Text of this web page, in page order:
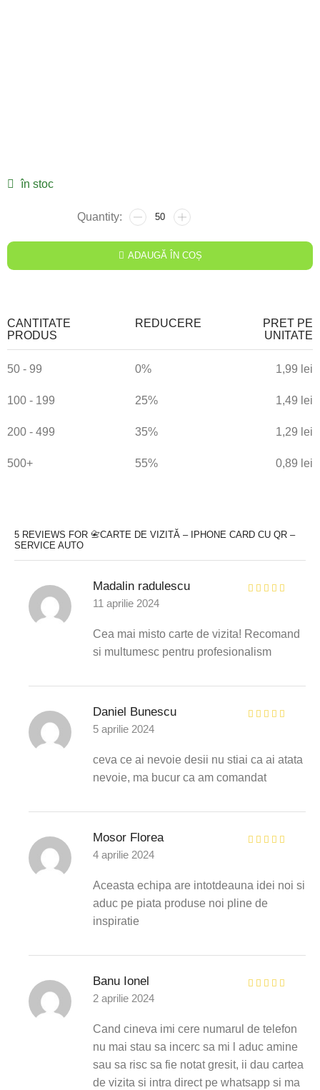
în stoc
ADAUGĂ ÎN COȘ
CANTITATE
PRODUS
REDUCERE
PRET PE
UNITATE
50 - 99 0% 1,99 lei
100 - 199 25% 1,49 lei
200 - 499 35% 1,29 lei
500+ 55% 0,89 lei
5 REVIEWS FOR 📇CARTE DE VIZITĂ – IPHONE CARD CU QR –
SERVICE AUTO
Madalin radulescu
11 aprilie 2024
Cea mai misto carte de vizita! Recomand
si multumesc pentru profesionalism
Daniel Bunescu
5 aprilie 2024
ceva ce ai nevoie desii nu stiai ca ai atata
nevoie, ma bucur ca am comandat
Mosor Florea
4 aprilie 2024
Aceasta echipa are intotdeauna idei noi si
aduc pe piata produse noi pline de
inspiratie
Banu Ionel
2 aprilie 2024
Cand cineva imi cere numarul de telefon
nu mai stau sa incerc sa mi l aduc amine
sau sa risc sa fie notat gresit, ii dau cartea
de vizita si intra direct pe whatsapp si ma